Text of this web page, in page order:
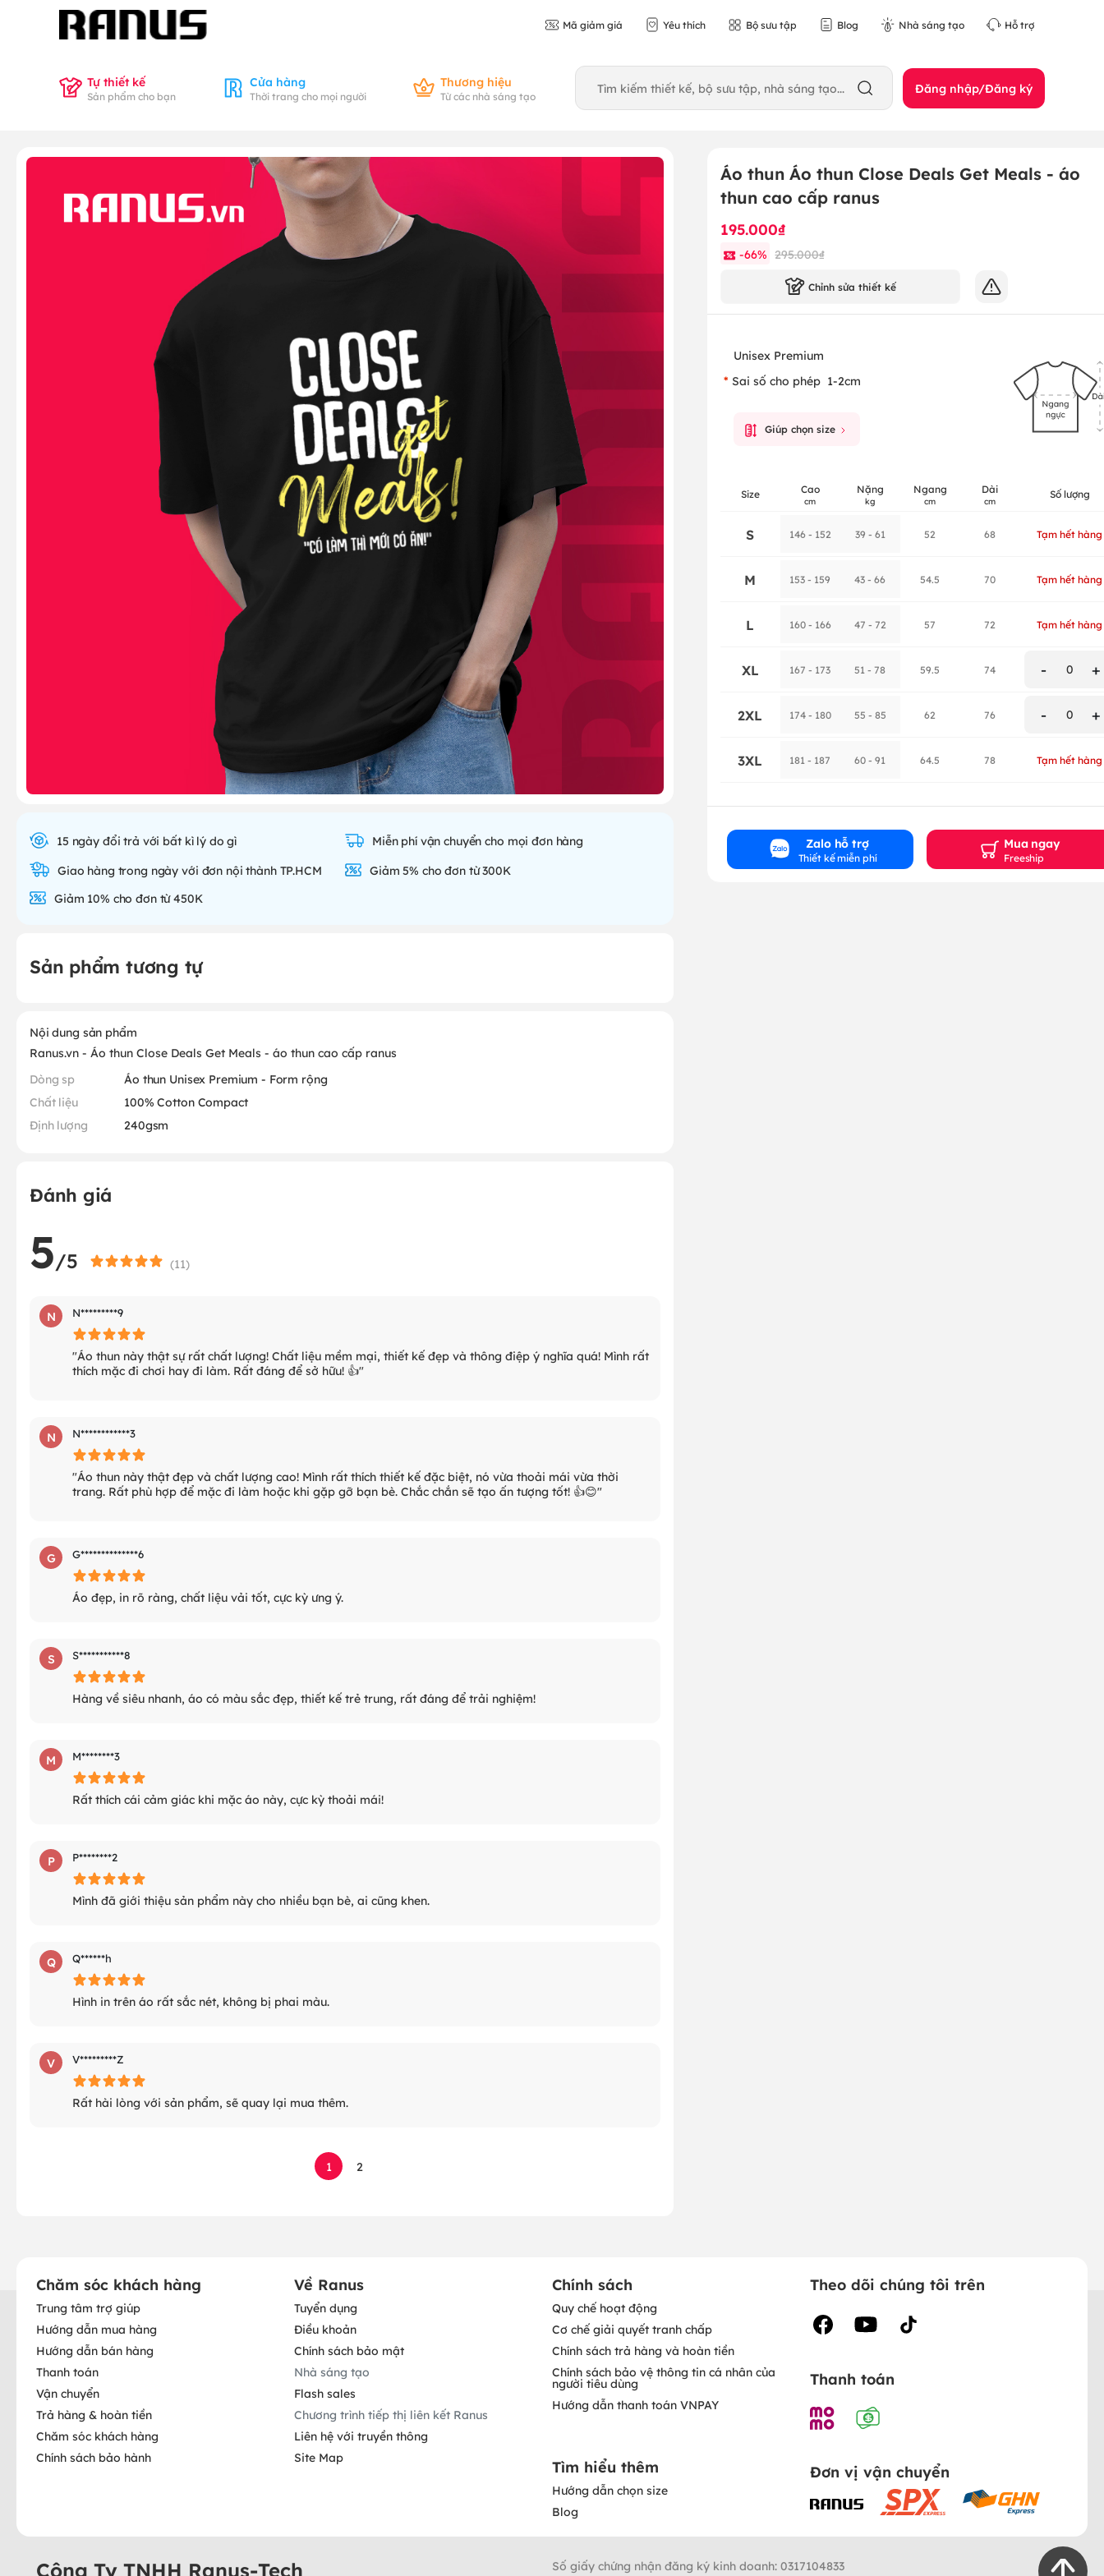
Mã giảm giá Yêu thích Bộ sưu tập Blog Nhà sáng tạo Hỗ trợ
Tự thiết kế
Sản phẩm cho bạn
Cửa hàng
Thời trang cho mọi người
Thương hiệu
Từ các nhà sáng tạo Đăng nhập/Đăng ký
15 ngày đổi trả với bất kì lý do gì
Miễn phí vận chuyển cho mọi đơn hàng
Giao hàng trong ngày với đơn nội thành TP.HCM
Giảm 5% cho đơn từ 300K
Giảm 10% cho đơn từ 450K
Sản phẩm tương tự
Nội dung sản phẩm
Ranus.vn - Áo thun Close Deals Get Meals - áo thun cao cấp ranus
Dòng sp
Áo thun Unisex Premium - Form rộng
Chất liệu
100% Cotton Compact
Định lượng
240gsm
Đánh giá
5/5 (11)
N N*********9
"Áo thun này thật sự rất chất lượng! Chất liệu mềm mại, thiết kế đẹp và thông điệp ý nghĩa quá! Mình rất
thích mặc đi chơi hay đi làm. Rất đáng để sở hữu! 👍"
N N************3
"Áo thun này thật đẹp và chất lượng cao! Mình rất thích thiết kế đặc biệt, nó vừa thoải mái vừa thời
trang. Rất phù hợp để mặc đi làm hoặc khi gặp gỡ bạn bè. Chắc chắn sẽ tạo ấn tượng tốt! 👍😊"
G G**************6
Áo đẹp, in rõ ràng, chất liệu vải tốt, cực kỳ ưng ý.
S S***********8
Hàng về siêu nhanh, áo có màu sắc đẹp, thiết kế trẻ trung, rất đáng để trải nghiệm!
M M********3
Rất thích cái cảm giác khi mặc áo này, cực kỳ thoải mái!
P P********2
Mình đã giới thiệu sản phẩm này cho nhiều bạn bè, ai cũng khen.
Q Q******h
Hình in trên áo rất sắc nét, không bị phai màu.
V V*********Z
Rất hài lòng với sản phẩm, sẽ quay lại mua thêm.
1 2
Áo thun Áo thun Close Deals Get Meals - áo
thun cao cấp ranus
195.000₫
-66% 295.000₫
Chỉnh sửa thiết kế
Unisex Premium
Sai số cho phép 1-2cm
Giúp chọn size
Size Cao
cm
Nặng
kg
Ngang
cm
Dài
cm Số lượng
S 146 - 152 39 - 61 52 68 Tạm hết hàng
M 153 - 159 43 - 66 54.5 70 Tạm hết hàng
L 160 - 166 47 - 72 57 72 Tạm hết hàng
XL 167 - 173 51 - 78 59.5 74 - 0 +
2XL 174 - 180 55 - 85 62 76 - 0 +
3XL 181 - 187 60 - 91 64.5 78 Tạm hết hàng
Zalo hỗ trợ
Thiết kế miễn phí
Mua ngay
Freeship
Chăm sóc khách hàng
Trung tâm trợ giúp
Hướng dẫn mua hàng
Hướng dẫn bán hàng
Thanh toán
Vận chuyển
Trả hàng & hoàn tiền
Chăm sóc khách hàng
Chính sách bảo hành
Về Ranus
Tuyển dụng
Điều khoản
Chính sách bảo mật
Nhà sáng tạo
Flash sales
Chương trình tiếp thị liên kết Ranus
Liên hệ với truyền thông
Site Map
Chính sách
Quy chế hoạt động
Cơ chế giải quyết tranh chấp
Chính sách trả hàng và hoàn tiền
Chính sách bảo vệ thông tin cá nhân của
người tiêu dùng
Hướng dẫn thanh toán VNPAY
Tìm hiểu thêm
Hướng dẫn chọn size
Blog
Theo dõi chúng tôi trên
Thanh toán
Đơn vị vận chuyển
Công Ty TNHH Ranus-Tech Số giấy chứng nhận đăng ký kinh doanh: 0317104833